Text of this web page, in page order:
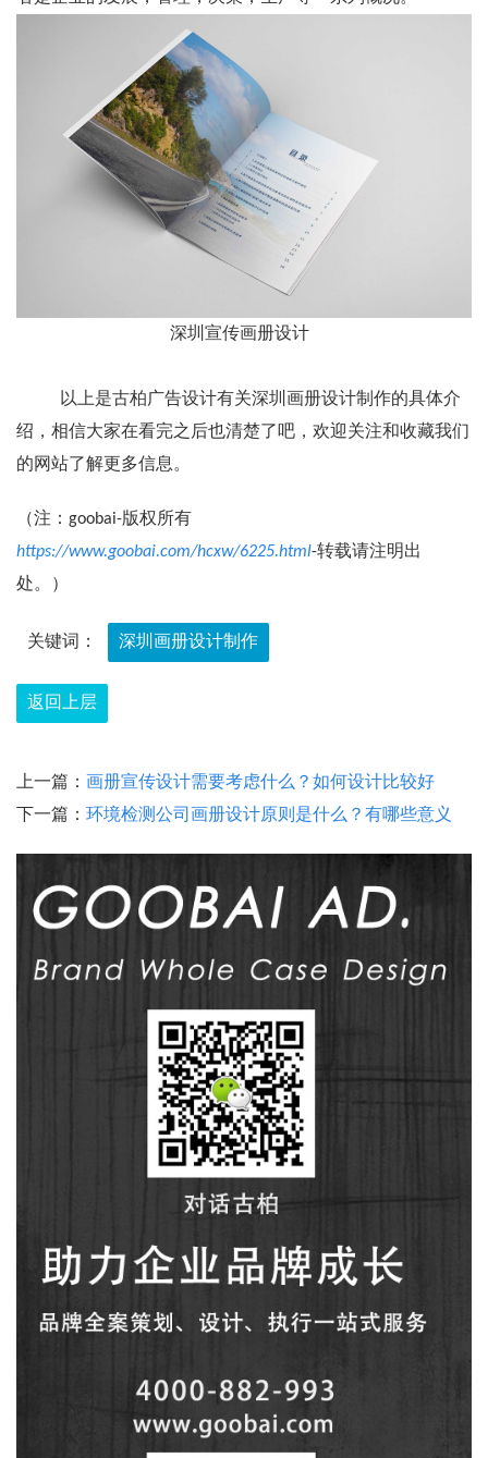
深圳宣传画册设计
以上是古柏广告设计有关深圳画册设计制作的具体介
绍，相信大家在看完之后也清楚了吧，欢迎关注和收藏我们
的网站了解更多信息。
（注：goobai-版权所有
https://www.goobai.com/hcxw/6225.html-转载请注明出
处。）
关键词： 深圳画册设计制作
返回上层
上一篇： 画册宣传设计需要考虑什么？如何设计比较好
下一篇： 环境检测公司画册设计原则是什么？有哪些意义